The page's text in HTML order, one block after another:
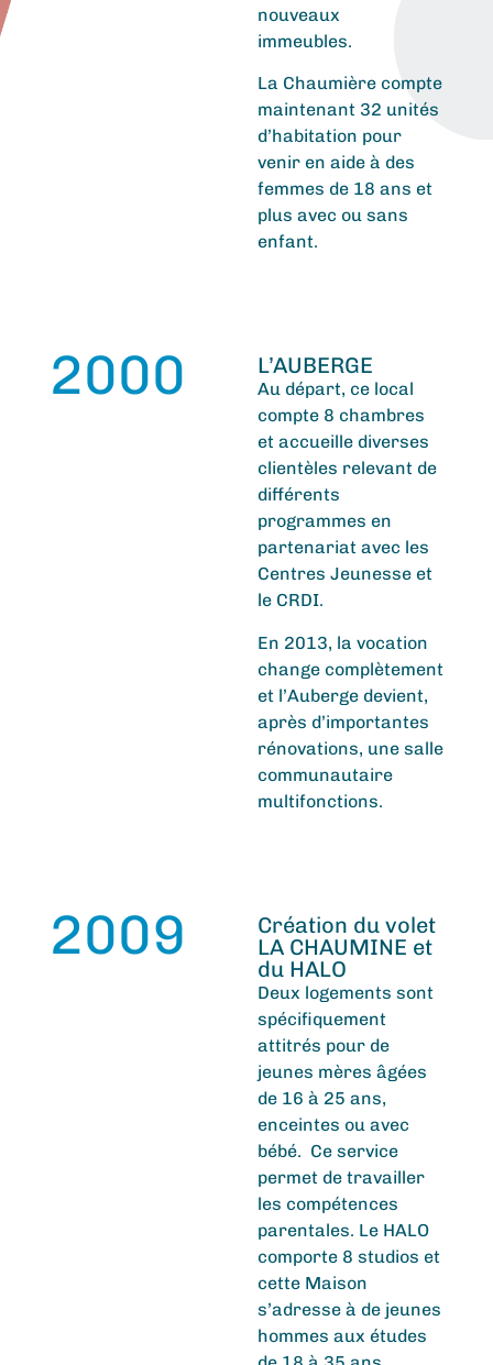
nouveaux
immeubles.
La Chaumière compte
maintenant 32 unités
d’habitation pour
venir en aide à des
femmes de 18 ans et
plus avec ou sans
enfant.
2000 L’AUBERGE
Au départ, ce local
compte 8 chambres
et accueille diverses
clientèles relevant de
différents
programmes en
partenariat avec les
Centres Jeunesse et
le CRDI.
En 2013, la vocation
change complètement
et l’Auberge devient,
après d’importantes
rénovations, une salle
communautaire
multifonctions.
2009
Création du volet
LA CHAUMINE et
du HALO
Deux logements sont
spécifiquement
attitrés pour de
jeunes mères âgées
de 16 à 25 ans,
enceintes ou avec
bébé. Ce service
permet de travailler
les compétences
parentales. Le HALO
comporte 8 studios et
cette Maison
s’adresse à de jeunes
hommes aux études